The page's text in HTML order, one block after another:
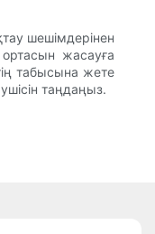
шешімдерінен
ортасын жасауға
табысына жете
таңдаңыз.